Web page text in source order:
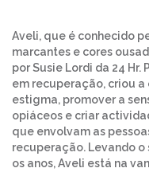
Aveli, que é conhecido
marcantes e cores
por Susie Lordi da 24 Hr.
em recuperação, criou
estigma, promover a
opiáceos e criar
que envolvam as
recuperação. Levando
os anos, Aveli está na